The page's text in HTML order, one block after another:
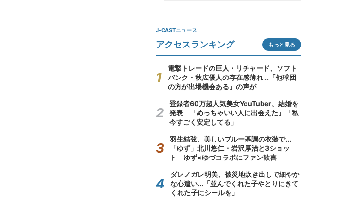
J-CASTニュース
アクセスランキング もっと見る
電撃トレードの巨人・リチャード、ソフト
バンク・秋広優人の存在感薄れ...「他球団
の方が出場機会ある」の声が
登録者60万超人気美女YouTuber、結婚を
発表 「めっちゃいい人に出会えた」「私
今すごく安定してる」
羽生結弦、美しいブルー基調の衣装で...
「ゆず」北川悠仁・岩沢厚治と3ショッ
ト ゆず×ゆづコラボにファン歓喜
ダレノガレ明美、被災地炊き出しで細やか
な心遣い...「並んでくれた子やとりにきて
くれた子にシールを」